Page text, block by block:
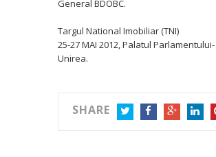
General BDOBC.
Targul National Imobiliar (TNI)
25-27 MAI 2012, Palatul
Unirea.
SHARE